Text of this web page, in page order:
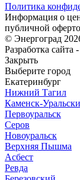
Политика
Информация о
публичной
© Энергоград
Разработка сайта -
Закрыть
Выберите город
Екатеринбург
Нижний Тагил
Каменск-
Первоуральск
Серов
Новоуральск
Верхняя Пышма
Асбест
Ревда